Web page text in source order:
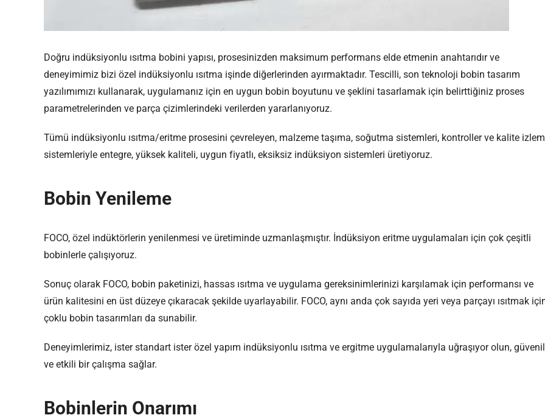
Doğru indüksiyonlu ısıtma bobini yapısı, prosesinizden maksimum performans elde etmenin anahtarıdır ve
deneyimimiz bizi özel indüksiyonlu ısıtma işinde diğerlerinden ayırmaktadır. Tescilli, son teknoloji bobin tasarım
yazılımımızı kullanarak, uygulamanız için en uygun bobin boyutunu ve şeklini tasarlamak için belirttiğiniz proses
parametrelerinden ve parça çizimlerindeki verilerden yararlanıyoruz.
Tümü indüksiyonlu ısıtma/eritme prosesini çevreleyen, malzeme taşıma, soğutma sistemleri, kontroller ve kalite
sistemleriyle entegre, yüksek kaliteli, uygun fiyatlı, eksiksiz indüksiyon sistemleri üretiyoruz.
Bobin Yenileme
FOCO, özel indüktörlerin yenilenmesi ve üretiminde uzmanlaşmıştır. İndüksiyon eritme uygulamaları için çok çeşitli
bobinlerle çalışıyoruz.
Sonuç olarak FOCO, bobin paketinizi, hassas ısıtma ve uygulama gereksinimlerinizi karşılamak için performansı ve
ürün kalitesini en üst düzeye çıkaracak şekilde uyarlayabilir. FOCO, aynı anda çok sayıda yeri veya parçayı ısıtmak
çoklu bobin tasarımları da sunabilir.
Deneyimlerimiz, ister standart ister özel yapım indüksiyonlu ısıtma ve ergitme uygulamalarıyla uğraşıyor olun,
ve etkili bir çalışma sağlar.
Bobinlerin Onarımı